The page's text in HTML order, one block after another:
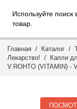
Используйте
товар.
Главная / Каталог /
Лекарство! / Капли
V.ROHTO (VITAMIN)